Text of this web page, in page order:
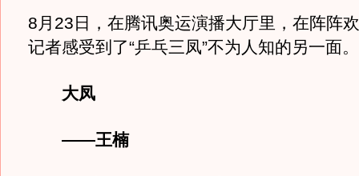
8月23日，在腾讯奥运演播大厅里，在阵阵
记者感受到了“乒乓三凤”不为人知的另一面。
大凤
——王楠